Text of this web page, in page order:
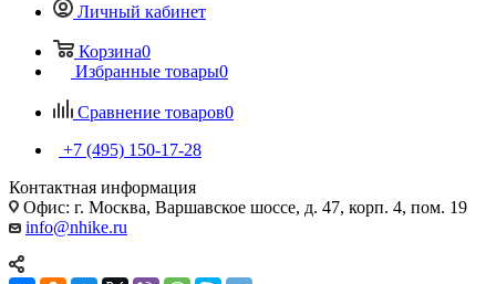
Личный кабинет
Корзина0
Избранные товары0
Сравнение товаров0
+7 (495) 150-17-28
Контактная информация
Офис: г. Москва, Варшавское шоссе, д. 47, корп. 4, пом. 19
info@nhike.ru